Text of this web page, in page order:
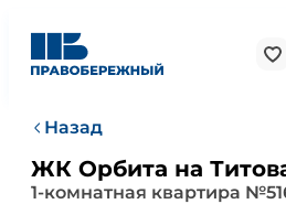
Назад
ЖК Орбита на
1-комнатная квартира